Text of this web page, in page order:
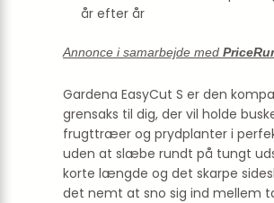
år efter år
Annonce i samarbejde med
Gardena EasyCut S er den
grensaks til dig, der vil holde
frugttræer og prydplanter i
uden at slæbe rundt på tungt
korte længde og det skarpe
det nemt at sno sig ind mellem